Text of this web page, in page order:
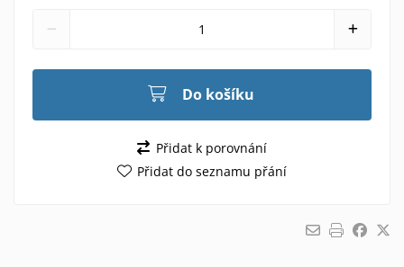
Do košíku
Přidat k porovnání
Přidat do seznamu přání